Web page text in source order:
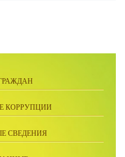
КОРРУПЦИИ
СВЕДЕНИЯ